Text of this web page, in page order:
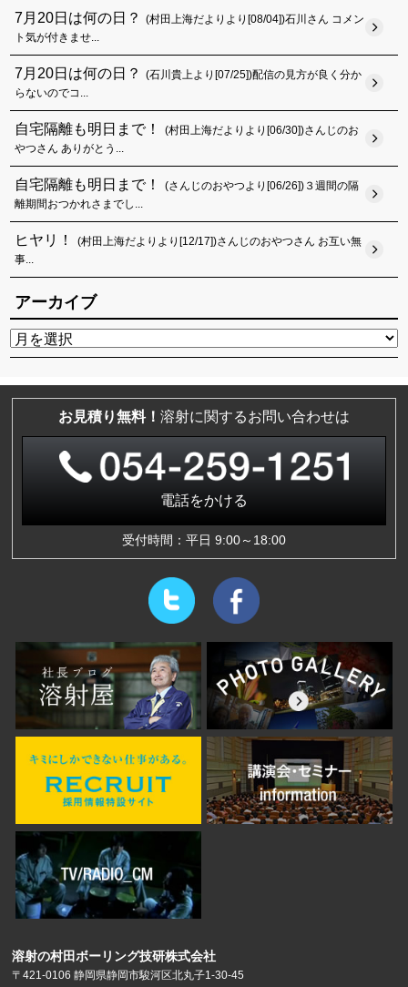
7月20日は何の日？
(村田上海だよりより[08/04])石川さん コメン
ト気が付きませ...
7月20日は何の日？
(石川貴上より[07/25])配信の見方が良く分か
らないのでコ...
自宅隔離も明日まで！
(村田上海だよりより[06/30])さんじのお
やつさん ありがとう...
自宅隔離も明日まで！
(さんじのおやつより[06/26])３週間の隔
離期間おつかれさまでし...
ヒヤリ！
(村田上海だよりより[12/17])さんじのおやつさん お互い無
事...
アーカイブ
お見積り無料！ 溶射に関するお問い合わせは
電話をかける
受付時間：平日 9:00～18:00
溶射の村田ボーリング技研株式会社
〒421-0106 静岡県静岡市駿河区北丸子1-30-45